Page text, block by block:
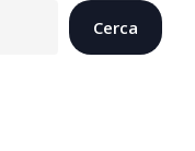
Cerca